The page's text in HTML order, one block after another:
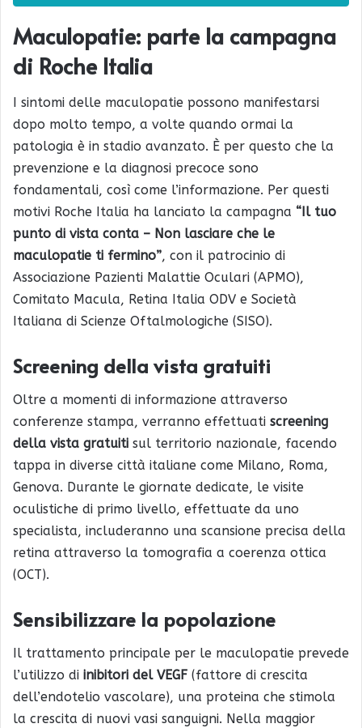
Maculopatie: parte la campagna
di Roche Italia
I sintomi delle maculopatie possono manifestarsi
dopo molto tempo, a volte quando ormai la
patologia è in stadio avanzato. È per questo che la
prevenzione e la diagnosi precoce sono
fondamentali, così come l’informazione. Per questi
motivi Roche Italia ha lanciato la campagna “Il tuo
punto di vista conta – Non lasciare che le
maculopatie ti fermino”, con il patrocinio di
Associazione Pazienti Malattie Oculari (APMO),
Comitato Macula, Retina Italia ODV e Società
Italiana di Scienze Oftalmologiche (SISO).
Screening della vista gratuiti
Oltre a momenti di informazione attraverso
conferenze stampa, verranno effettuati screening
della vista gratuiti sul territorio nazionale, facendo
tappa in diverse città italiane come Milano, Roma,
Genova. Durante le giornate dedicate, le visite
oculistiche di primo livello, effettuate da uno
specialista, includeranno una scansione precisa della
retina attraverso la tomografia a coerenza ottica
(OCT).
Sensibilizzare la popolazione
Il trattamento principale per le maculopatie prevede
l’utilizzo di inibitori del VEGF (fattore di crescita
dell’endotelio vascolare), una proteina che stimola
la crescita di nuovi vasi sanguigni. Nella maggior